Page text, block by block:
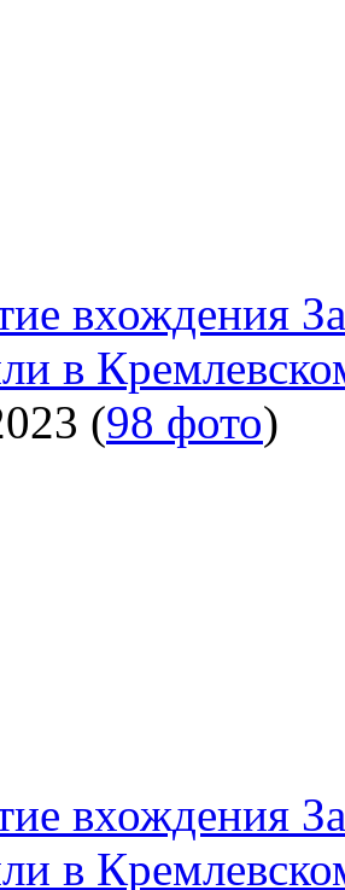
вхождения
в
(98 фото)
вхождения
в